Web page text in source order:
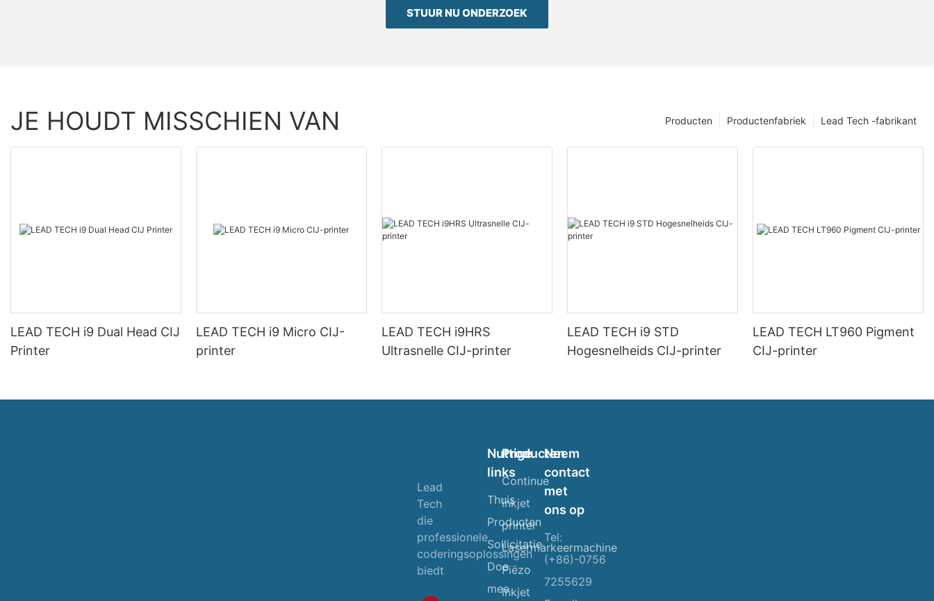
STUUR NU ONDERZOEK
JE HOUDT MISSCHIEN VAN Lead Tech -fabrikant
Productenfabriek
Producten
LEAD TECH i9 Dual Head CIJ
Printer
LEAD TECH i9 Micro CIJ-
printer
LEAD TECH i9HRS
Ultrasnelle CIJ-printer
LEAD TECH i9 STD
Hogesnelheids CIJ-printer
LEAD TECH LT960 Pigment
CIJ-printer
Lead
Tech
die
professionele
coderingsoplossingen
biedt
Nuttige
links
Thuis
Producten
Sollicitatie
Doe
mee
Producten
Continue
inkjet
printer
Lasermarkeermachine
Piëzo
inkjet
Neem
contact
met
ons op
Tel:
(+86)-0756
7255629